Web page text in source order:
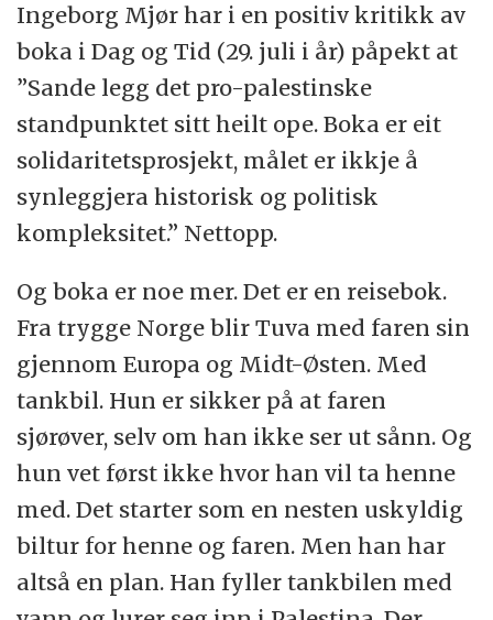
Ingeborg Mjør har i en positiv kritikk av
boka i Dag og Tid (29. juli i år) påpekt at
”Sande legg det pro-palestinske
standpunktet sitt heilt ope. Boka er eit
solidaritetsprosjekt, målet er ikkje å
synleggjera historisk og politisk
kompleksitet.” Nettopp.
Og boka er noe mer. Det er en reisebok.
Fra trygge Norge blir Tuva med faren sin
gjennom Europa og Midt-Østen. Med
tankbil. Hun er sikker på at faren
sjørøver, selv om han ikke ser ut sånn. Og
hun vet først ikke hvor han vil ta henne
med. Det starter som en nesten uskyldig
biltur for henne og faren. Men han har
altså en plan. Han fyller tankbilen med